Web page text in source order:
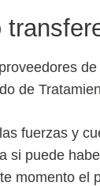
de
fuerzas y
si puede
momento el